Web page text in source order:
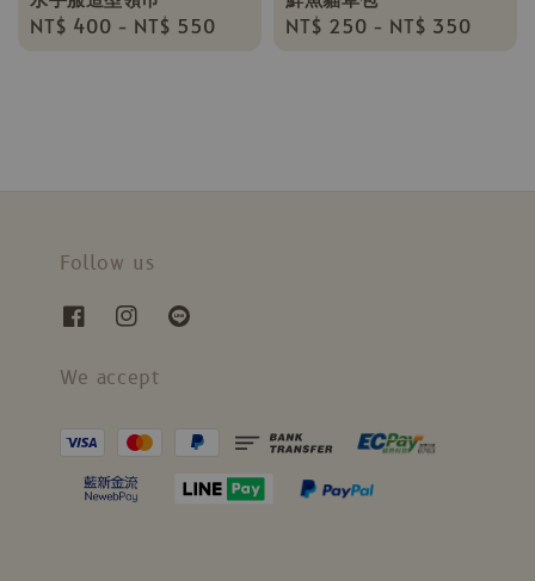
Regular
NT$ 400 - NT$ 550
Regular
NT$ 250 - NT$ 350
Follow us
We accept